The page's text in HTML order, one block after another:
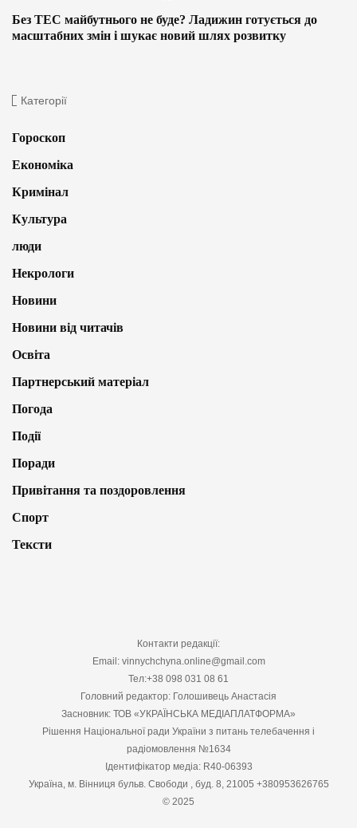
Без ТЕС майбутнього не буде? Ладижин готується до
масштабних змін і шукає новий шлях розвитку
Категорії
Гороскоп
Економіка
Кримінал
Культура
люди
Некрологи
Новини
Новини від читачів
Освіта
Партнерський матеріал
Погода
Події
Поради
Привітання та поздоровлення
Спорт
Тексти
Контакти редакції:
Email: vinnychchyna.online@gmail.com
Тел:+38 098 031 08 61
Головний редактор: Голошивець Анастасія
Засновник: ТОВ «УКРАЇНСЬКА МЕДІАПЛАТФОРМА»
Рішення Національної ради України з питань телебачення і
радіомовлення №1634
Ідентифікатор медіа: R40-06393
Україна, м. Вінниця бульв. Свободи , буд. 8, 21005 +380953626765
© 2025